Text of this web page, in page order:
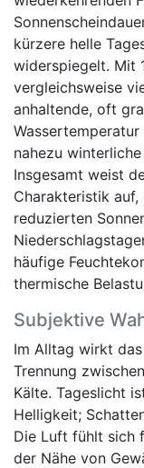
kürzere helle
widerspiegelt. Mit
vergleichsweise
anhaltende, oft
nahezu
Insgesamt weist
Charakteristik
reduzierten
häufige
thermische
Subjektive
Im Alltag wirkt
Trennung
Kälte. Tageslicht
Helligkeit;
Die Luft fühlt sich
der Nähe von